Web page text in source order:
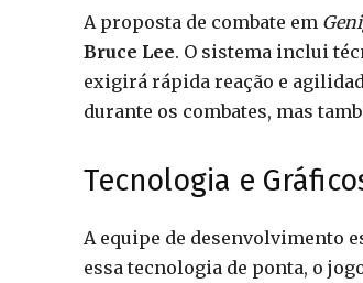
A proposta de combate em
Bruce Lee. O sistema inclui
exigirá rápida reação e
durante os combates, mas
Tecnologia e
A equipe de desenvolvimento
essa tecnologia de ponta, o